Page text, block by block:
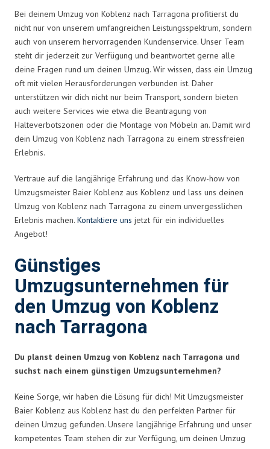
Bei deinem Umzug von Koblenz nach Tarragona profitierst du
nicht nur von unserem umfangreichen Leistungsspektrum, sondern
auch von unserem hervorragenden Kundenservice. Unser Team
steht dir jederzeit zur Verfügung und beantwortet gerne alle
deine Fragen rund um deinen Umzug. Wir wissen, dass ein Umzug
oft mit vielen Herausforderungen verbunden ist. Daher
unterstützen wir dich nicht nur beim Transport, sondern bieten
auch weitere Services wie etwa die Beantragung von
Halteverbotszonen oder die Montage von Möbeln an. Damit wird
dein Umzug von Koblenz nach Tarragona zu einem stressfreien
Erlebnis.
Vertraue auf die langjährige Erfahrung und das Know-how von
Umzugsmeister Baier Koblenz aus Koblenz und lass uns deinen
Umzug von Koblenz nach Tarragona zu einem unvergesslichen
Erlebnis machen. Kontaktiere uns jetzt für ein individuelles
Angebot!
Günstiges
Umzugsunternehmen für
den Umzug von Koblenz
nach Tarragona
Du planst deinen Umzug von Koblenz nach Tarragona und
suchst nach einem günstigen Umzugsunternehmen?
Keine Sorge, wir haben die Lösung für dich! Mit Umzugsmeister
Baier Koblenz aus Koblenz hast du den perfekten Partner für
deinen Umzug gefunden. Unsere langjährige Erfahrung und unser
kompetentes Team stehen dir zur Verfügung, um deinen Umzug